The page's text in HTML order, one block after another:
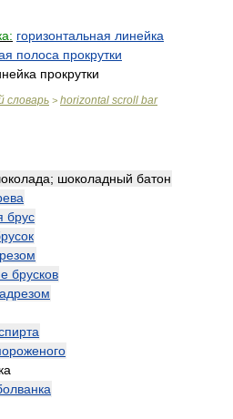
горизонтальная линейка
полоса прокрутки
прокрутки
словарь > horizontal scroll bar
шоколадный батон
брус
брусков